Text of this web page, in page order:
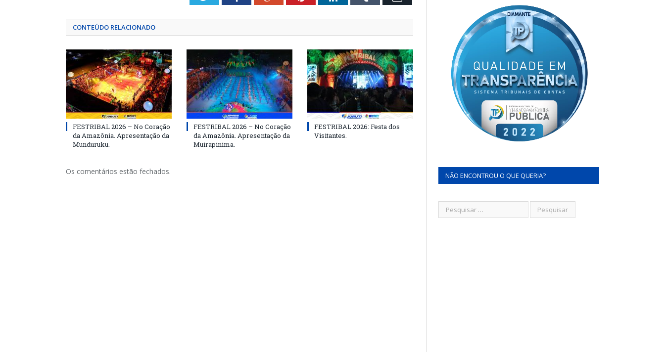
CONTEÚDO RELACIONADO
FESTRIBAL 2026 – No Coração
da Amazônia. Apresentação da
Munduruku.
FESTRIBAL 2026 – No Coração
da Amazônia. Apresentação da
Muirapinima.
FESTRIBAL 2026: Festa dos
Visitantes.
Os comentários estão fechados. NÃO ENCONTROU O QUE QUERIA?